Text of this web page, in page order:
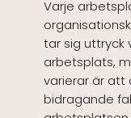
Varje
tar sig uttryck
arbetsplats,
varierar är att
bidragande